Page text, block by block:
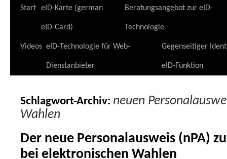
Zum
springen
Start eID-Karte (german
eID-Card)
Beratungsangebot zur eID-
Technologie
Videos eID-Technologie für Web-
Dienstanbieter
Gegenseitiger
eID-Funktion
Schlagwort-Archiv: neuen
Wahlen
Der neue Personalausweis (nPA)
bei elektronischen Wahlen